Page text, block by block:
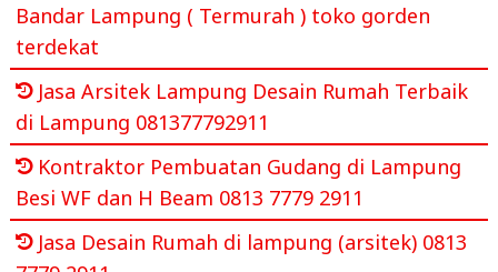
Bandar Lampung ( Termurah ) toko gorden
terdekat
Jasa Arsitek Lampung Desain Rumah Terbaik
di Lampung 081377792911
Kontraktor Pembuatan Gudang di Lampung
Besi WF dan H Beam 0813 7779 2911
Jasa Desain Rumah di lampung (arsitek) 0813